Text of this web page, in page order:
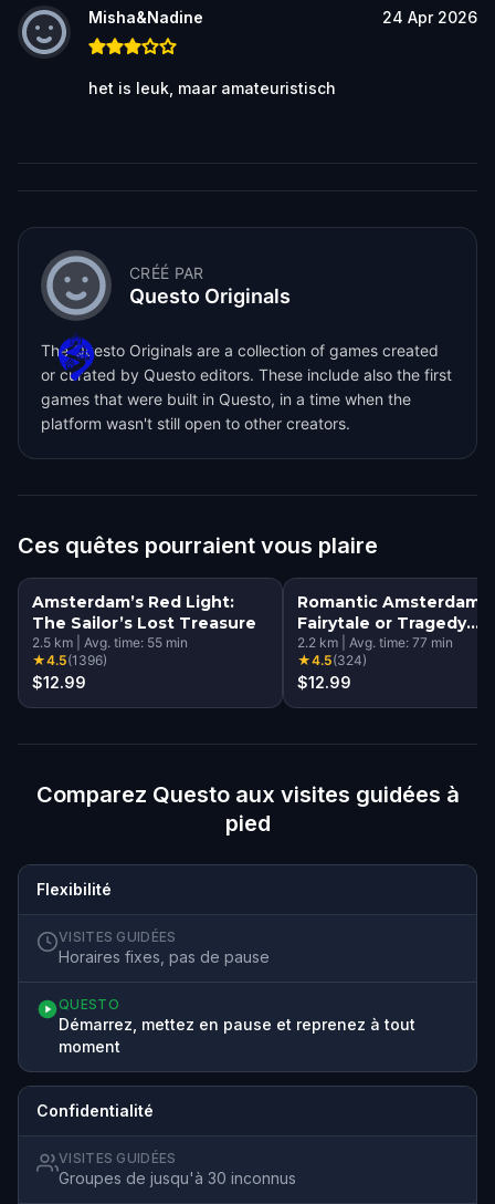
Misha&Nadine 24 Apr 2026
het is leuk, maar amateuristisch
CRÉÉ PAR
Questo Originals
The Questo Originals are a collection of games created
or curated by Questo editors. These include also the first
games that were built in Questo, in a time when the
platform wasn't still open to other creators.
Ces quêtes pourraient vous plaire
Amsterdam’s Red Light:
The Sailor’s Lost Treasure
2.5 km Avg. time: 55 min
★4.5(1396)
$12.99
Romantic Amsterdam:
Fairytale or Tragedy
Walking Tour & Escape
Game
2.2 km Avg. time: 77 min
★4.5(324)
$12.99
Comparez Questo aux visites guidées à
pied
Flexibilité
VISITES GUIDÉES
Horaires fixes, pas de pause
QUESTO
Démarrez, mettez en pause et reprenez à tout
moment
Confidentialité
VISITES GUIDÉES
Groupes de jusqu'à 30 inconnus